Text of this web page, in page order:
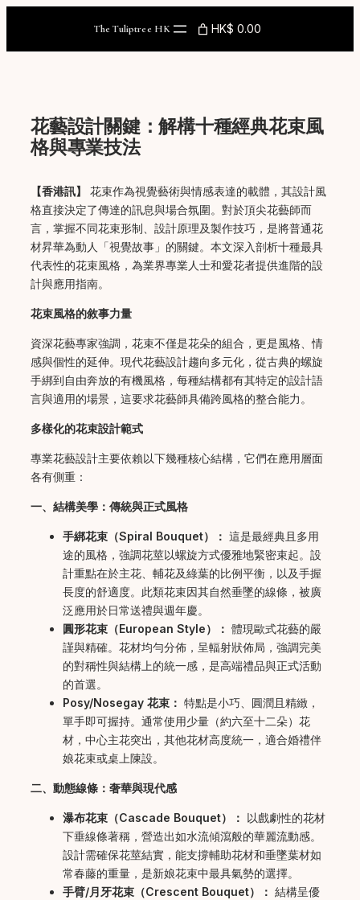
The Tuliptree HK HK$ 0.00
花藝設計關鍵：解構十種經典花束風
格與專業技法
【香港訊】
花束作為視覺藝術與情感表達的載體，其設計風
格直接決定了傳達的訊息與場合氛圍。對於頂尖花藝師而
言，掌握不同花束形制、設計原理及製作技巧，是將普通花
材昇華為動人「視覺故事」的關鍵。本文深入剖析十種最具
代表性的花束風格，為業界專業人士和愛花者提供進階的設
計與應用指南。
花束風格的敘事力量
資深花藝專家強調，花束不僅是花朵的組合，更是風格、情
感與個性的延伸。現代花藝設計趨向多元化，從古典的螺旋
手綁到自由奔放的有機風格，每種結構都有其特定的設計語
言與適用的場景，這要求花藝師具備跨風格的整合能力。
多樣化的花束設計範式
專業花藝設計主要依賴以下幾種核心結構，它們在應用層面
各有側重：
一、結構美學：傳統與正式風格
手綁花束（Spiral Bouquet）： 這是最經典且多用
途的風格，強調花莖以螺旋方式優雅地緊密束起。設
計重點在於主花、輔花及綠葉的比例平衡，以及手握
長度的舒適度。此類花束因其自然垂墜的線條，被廣
泛應用於日常送禮與週年慶。
圓形花束（European Style）： 體現歐式花藝的嚴
謹與精確。花材均勻分佈，呈輻射狀佈局，強調完美
的對稱性與結構上的統一感，是高端禮品與正式活動
的首選。
Posy/Nosegay 花束： 特點是小巧、圓潤且精緻，
單手即可握持。通常使用少量（約六至十二朵）花
材，中心主花突出，其他花材高度統一，適合婚禮伴
娘花束或桌上陳設。
二、動態線條：奢華與現代感
瀑布花束（Cascade Bouquet）： 以戲劇性的花材
下垂線條著稱，營造出如水流傾瀉般的華麗流動感。
設計需確保花莖結實，能支撐輔助花材和垂墜葉材如
常春藤的重量，是新娘花束中最具氣勢的選擇。
手臂/月牙花束（Crescent Bouquet）： 結構呈優